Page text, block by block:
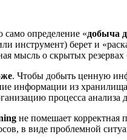
само определение «добыча
инструмент) берет и
мысль о скрытых
. Чтобы добыть ценную
информации из
процесса
не помешает корректная
в виде проблемной